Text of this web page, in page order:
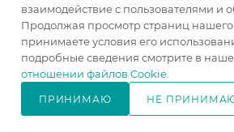
В КОРЗИНУ
взаимодействие с пользователями и
Продолжая просмотр страниц нашего
принимаете условия его
подробные сведения смотрите в
отношении файлов Cookie
ПРИНИМАЮ НЕ